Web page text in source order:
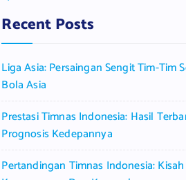
Recent Posts
Liga Asia: Persaingan Sengit Tim-Tim
Bola Asia
Prestasi Timnas Indonesia: Hasil
Prognosis Kedepannya
Pertandingan Timnas Indonesia: Kisah